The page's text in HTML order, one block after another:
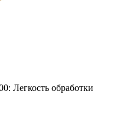
Легкость обработки